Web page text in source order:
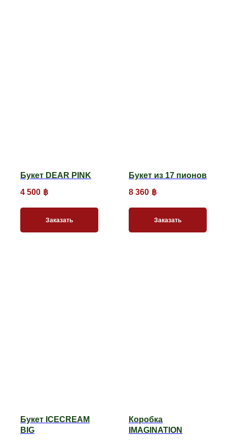
Букет DEAR PINK
4 500 ฿
Заказать
Букет из 17 пионов
8 360 ฿
Заказать
Букет ICECREAM
BIG
Коробка
IMAGINATION